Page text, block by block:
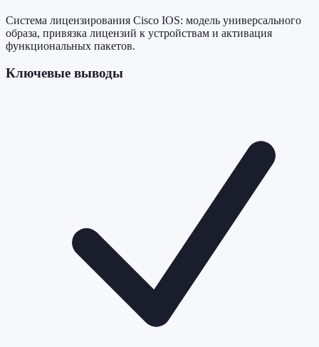
Система лицензирования Cisco IOS: модель универсального
образа, привязка лицензий к устройствам и активация
функциональных пакетов.
Ключевые выводы